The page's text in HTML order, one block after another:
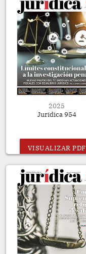
2025
Juridica 954
VISUALIZAR PDF